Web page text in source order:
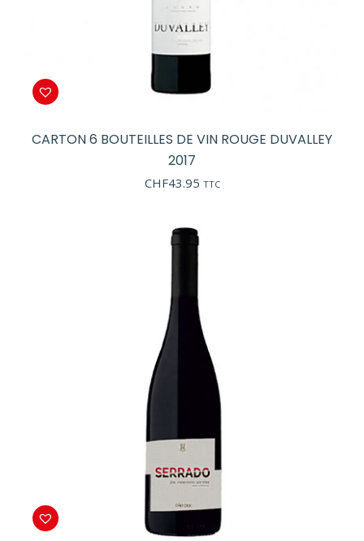
CARTON 6 BOUTEILLES DE VIN ROUGE DUVALLEY
2017
CHF43.95 TTC